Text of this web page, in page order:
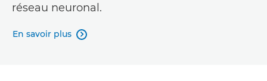
réseau neuronal.
En savoir plus 